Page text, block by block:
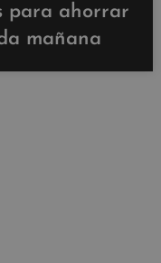
para ahorrar
mañana